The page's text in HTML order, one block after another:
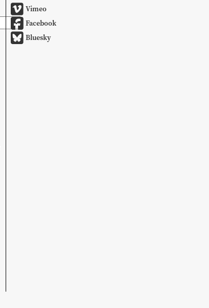
Vimeo
Facebook
Bluesky